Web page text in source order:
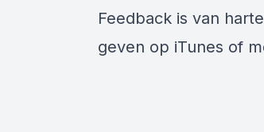
Feedback is van
geven op iTunes of